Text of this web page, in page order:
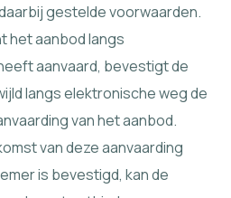
gestelde voorwaarden.
het aanbod langs
aanvaard, bevestigt de
langs elektronische weg de
van het aanbod.
van deze aanvaarding
is bevestigd, kan de